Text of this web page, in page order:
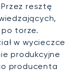
resztę
torze.
w wycieczce
produkcyjne
producenta